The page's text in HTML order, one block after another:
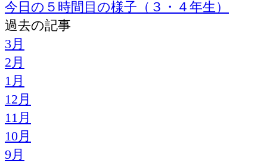
今日の５時間目の様子（３・４年生）
過去の記事
3月
2月
1月
12月
11月
10月
9月